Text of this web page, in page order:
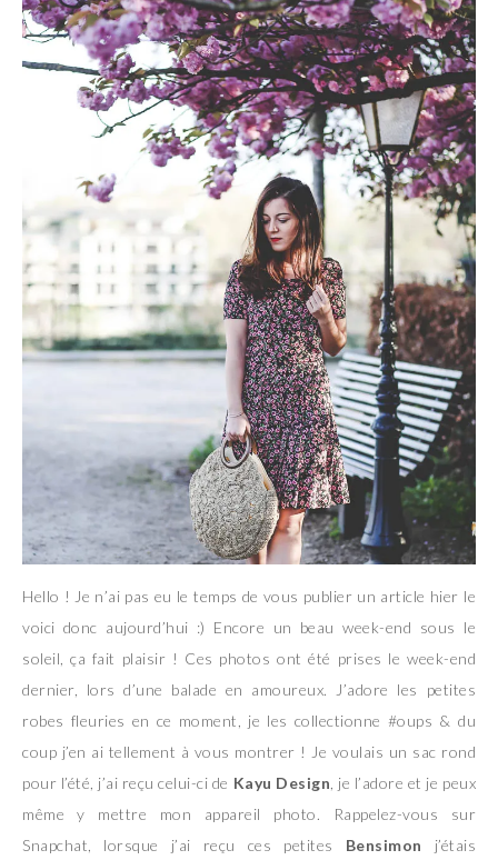
Hello ! Je n’ai pas eu le temps de vous publier un article hier le
voici donc aujourd’hui :) Encore un beau week-end sous le
soleil, ça fait plaisir ! Ces photos ont été prises le week-end
dernier, lors d’une balade en amoureux. J’adore les petites
robes fleuries en ce moment, je les collectionne #oups & du
coup j’en ai tellement à vous montrer ! Je voulais un sac rond
pour l’été, j’ai reçu celui-ci de Kayu Design , je l’adore et je peux
même y mettre mon appareil photo. Rappelez-vous sur
Snapchat, lorsque j’ai reçu ces petites Bensimon j’étais